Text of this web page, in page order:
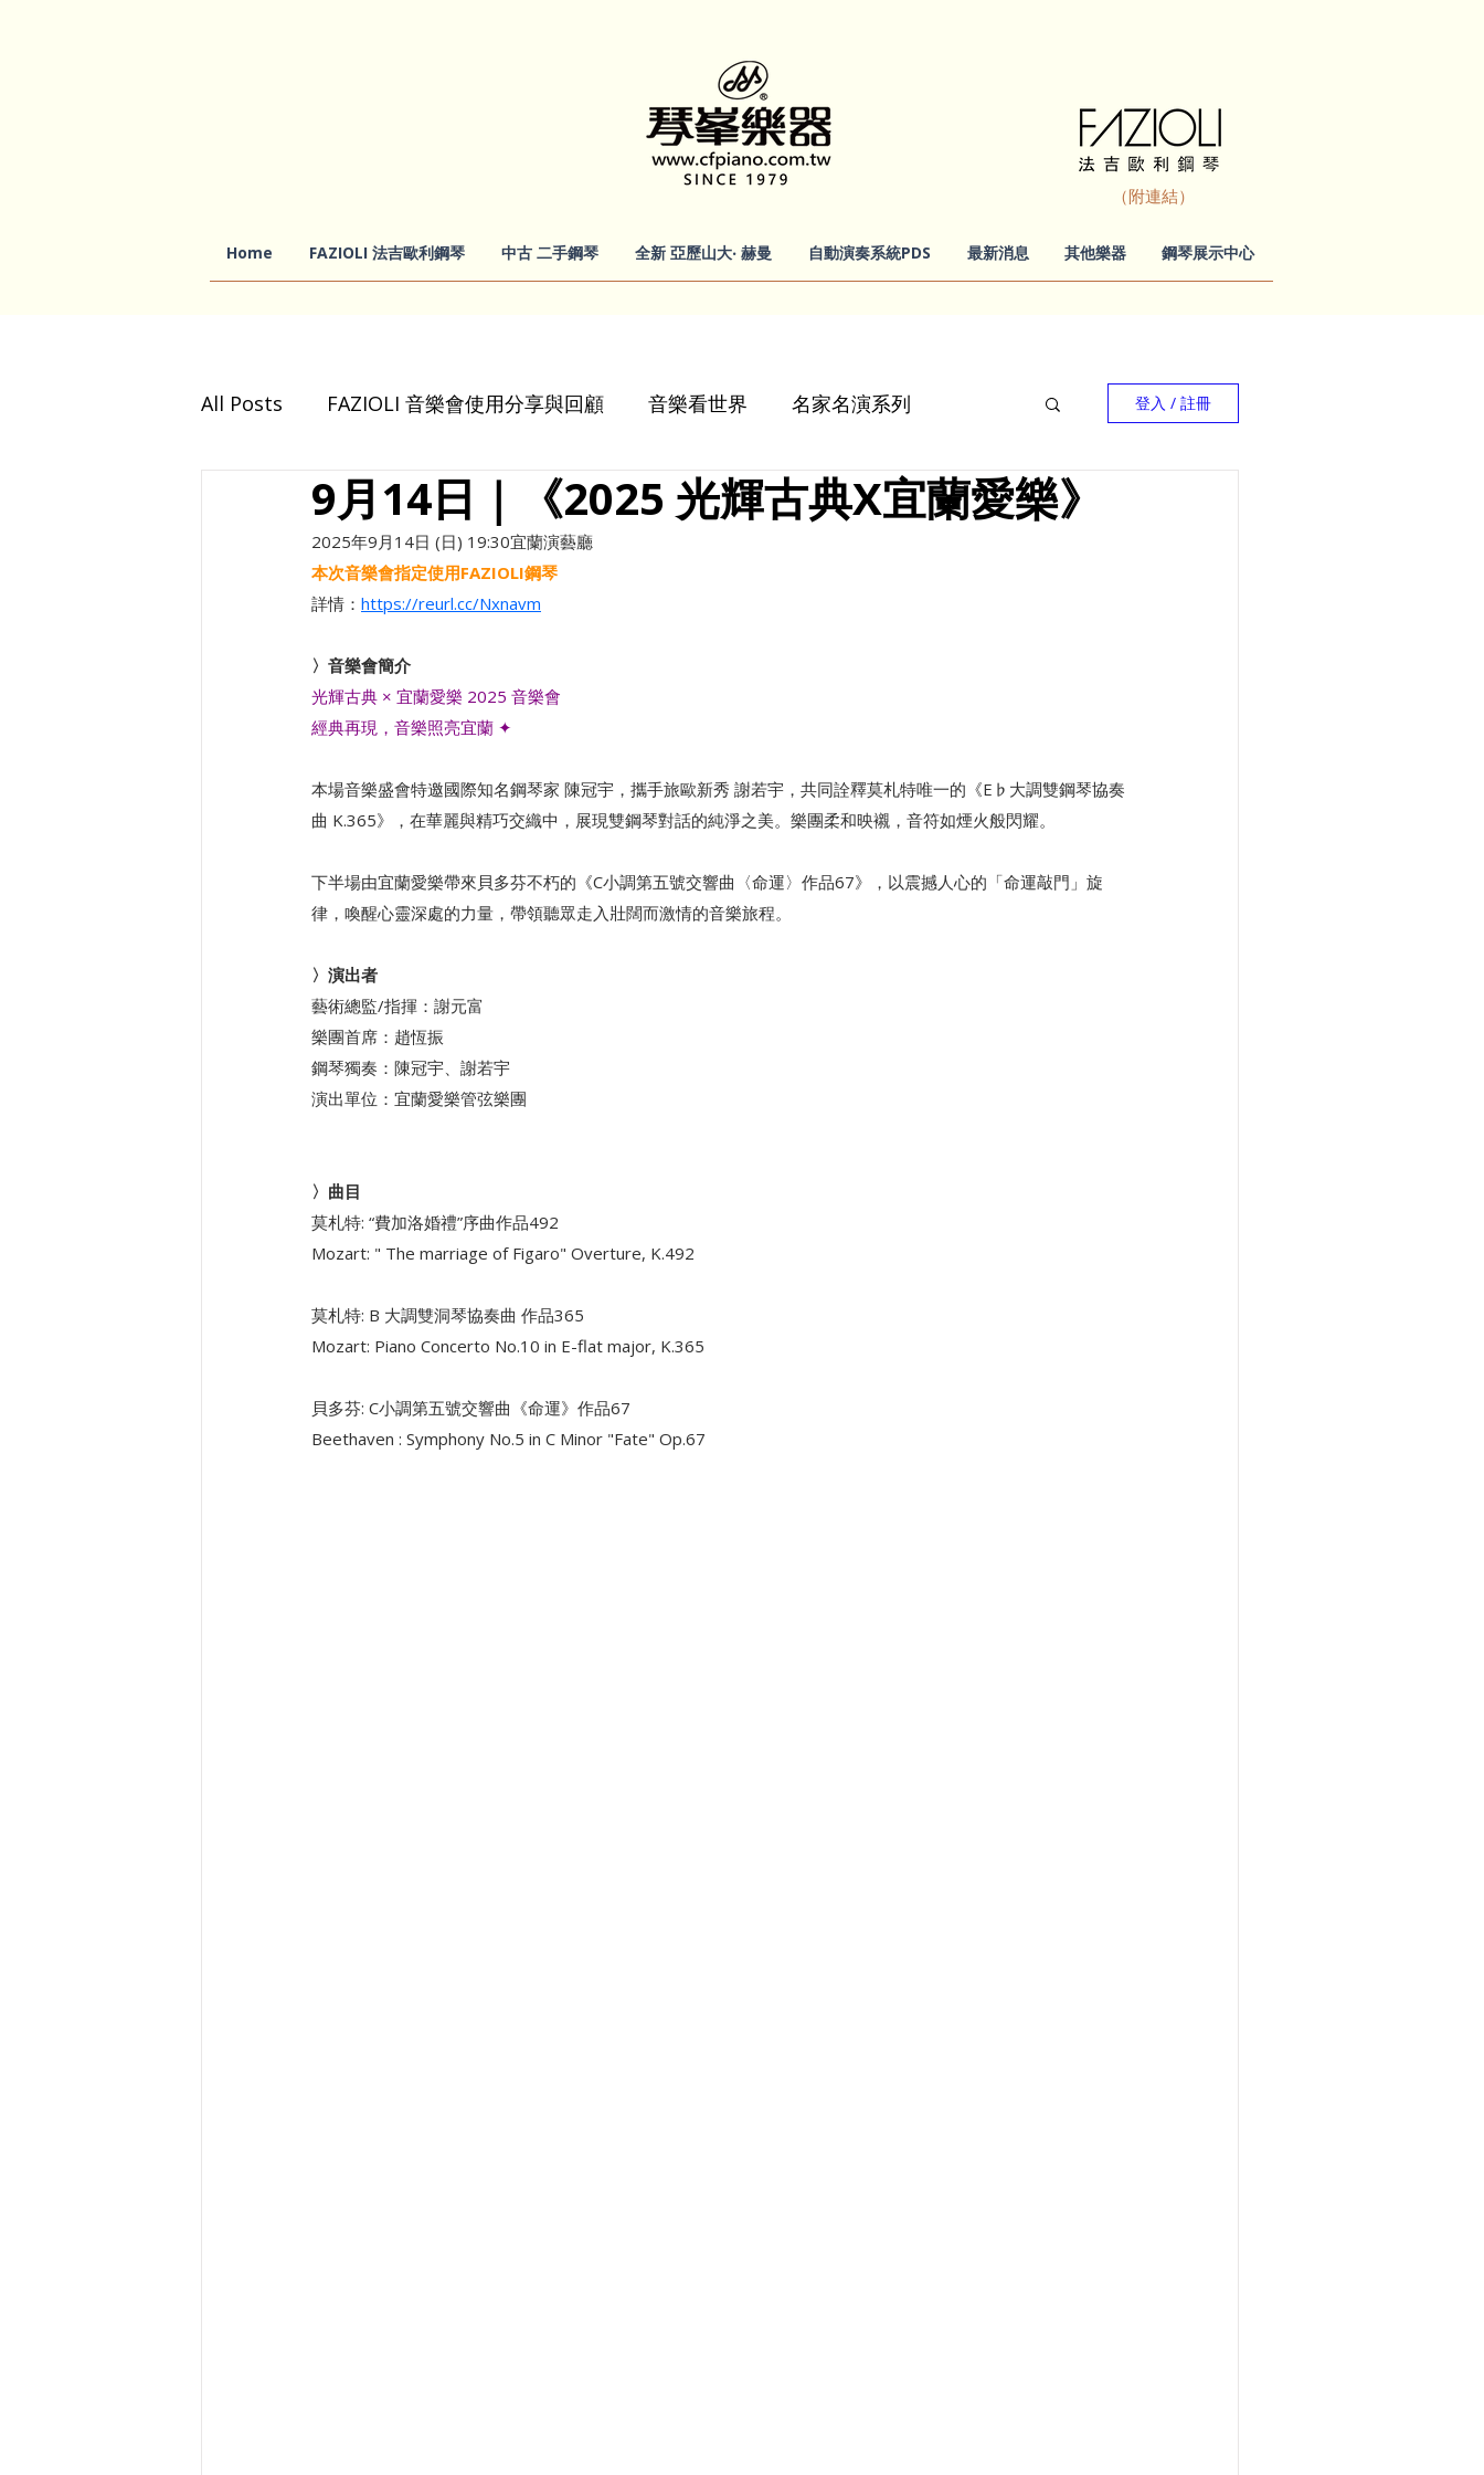
（附連結）
Home FAZIOLI 法吉歐利鋼琴 中古 二手鋼琴 全新 亞歷山大‧ 赫曼 自動演奏系統PDS 最新消息 其他樂器 鋼琴展示中心
All Posts FAZIOLI 音樂會使用分享與回顧 音樂看世界 名家名演系列 登入 / 註冊
9月14日｜《2025 光輝古典X宜蘭愛樂》
2025年9月14日 (日) 19:30宜蘭演藝廳
本次音樂會指定使用FAZIOLI鋼琴
詳情： https://reurl.cc/Nxnavm
〉音樂會簡介
光輝古典 × 宜蘭愛樂 2025 音樂會
經典再現，音樂照亮宜蘭 ✦
本場音樂盛會特邀國際知名鋼琴家 陳冠宇，攜手旅歐新秀 謝若宇，共同詮釋莫札特唯一的《E♭大調雙鋼琴協奏
曲 K.365》，在華麗與精巧交織中，展現雙鋼琴對話的純淨之美。樂團柔和映襯，音符如煙火般閃耀。
下半場由宜蘭愛樂帶來貝多芬不朽的《C小調第五號交響曲〈命運〉作品67》，以震撼人心的「命運敲門」旋
律，喚醒心靈深處的力量，帶領聽眾走入壯闊而激情的音樂旅程。
〉演出者
藝術總監/指揮：謝元富
樂團首席：趙恆振
鋼琴獨奏：陳冠宇、謝若宇
演出單位：宜蘭愛樂管弦樂團
〉曲目
莫札特: “費加洛婚禮”序曲作品492
Mozart: " The marriage of Figaro" Overture, K.492
莫札特: B 大調雙洞琴協奏曲 作品365
Mozart: Piano Concerto No.10 in E-flat major, K.365
貝多芬: C小調第五號交響曲《命運》作品67
Beethaven : Symphony No.5 in C Minor "Fate" Op.67